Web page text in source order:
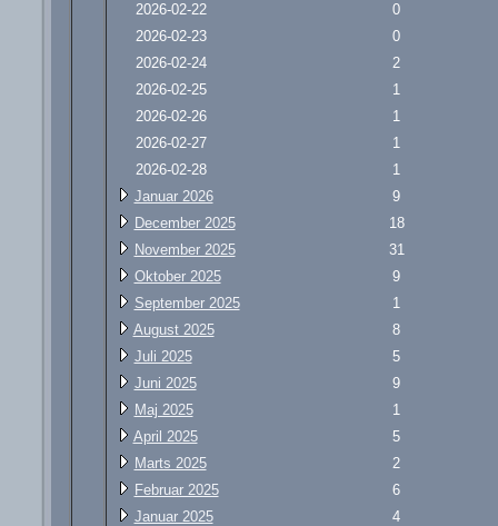
2026-02-22
0
2026-02-23
0
2026-02-24
2
2026-02-25
1
2026-02-26
1
2026-02-27
1
2026-02-28
1
Januar 2026
9
December 2025
18
November 2025
31
Oktober 2025
9
September 2025
1
August 2025
8
Juli 2025
5
Juni 2025
9
Maj 2025
1
April 2025
5
Marts 2025
2
Februar 2025
6
Januar 2025
4